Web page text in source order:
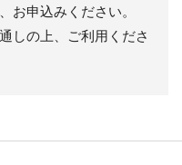
お申込みください。
しの上、ご利用くださ